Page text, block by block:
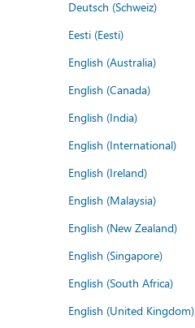
Deutsch (Schweiz)
Eesti (Eesti)
English (Australia)
English (Canada)
English (India)
English (International)
English (Ireland)
English (Malaysia)
English (New Zealand)
English (Singapore)
English (South Africa)
English (United Kingdom)